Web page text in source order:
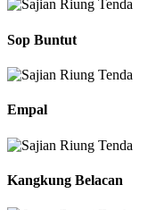
Sop Buntut
Empal
Kangkung Belacan